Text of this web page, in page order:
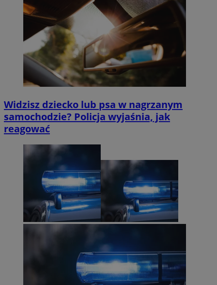
Widzisz dziecko lub psa w nagrzanym
samochodzie? Policja wyjaśnia, jak
reagować